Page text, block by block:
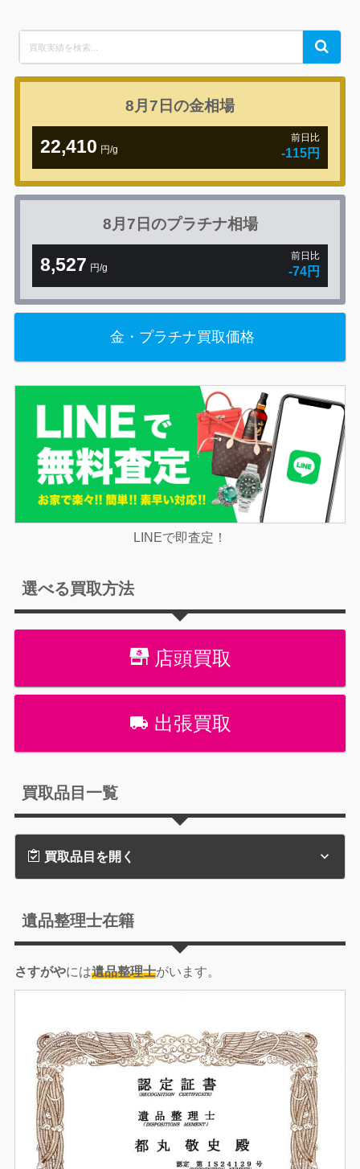
for:
Search
8月7日の金相場
22,410 円/g
前日比
-115円
8月7日のプラチナ相場
8,527 円/g
前日比
-74円
金・プラチナ買取価格
LINEで即査定！
選べる買取方法
店頭買取
出張買取
買取品目一覧
買取品目を開く
遺品整理士在籍
さすがやには遺品整理士がいます。